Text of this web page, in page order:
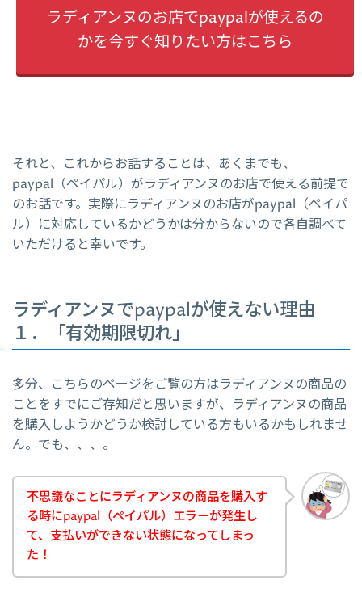
ラディアンヌのお店でpaypalが使えるの
かを今すぐ知りたい方はこちら
それと、これからお話することは、あくまでも、
paypal（ペイパル）がラディアンヌのお店で使える前提で
のお話です。実際にラディアンヌのお店がpaypal（ペイパ
ル）に対応しているかどうかは分からないので各自調べて
いただけると幸いです。
ラディアンヌでpaypalが使えない理由
１．「有効期限切れ」
多分、こちらのページをご覧の方はラディアンヌの商品の
ことをすでにご存知だと思いますが、ラディアンヌの商品
を購入しようかどうか検討している方もいるかもしれませ
ん。でも、、、。
不思議なことにラディアンヌの商品を購入す
る時にpaypal（ペイパル）エラーが発生し
て、支払いができない状態になってしまっ
た！